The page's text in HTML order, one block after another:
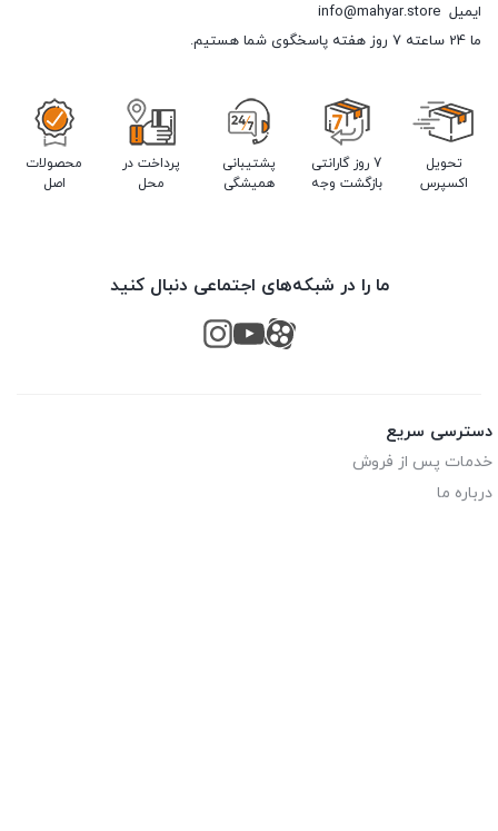
ایمیل info@mahyar.store
ما 24 ساعته 7 روز هفته پاسخگوی شما هستیم.
تحویل
اکسپرس
7 روز گارانتی
بازگشت وجه
پشتیبانی
همیشگی
پرداخت در
محل
محصولات
اصل
ما را در شبکه‌های اجتماعی دنبال کنید
دسترسی سریع
خدمات پس از فروش
درباره ما